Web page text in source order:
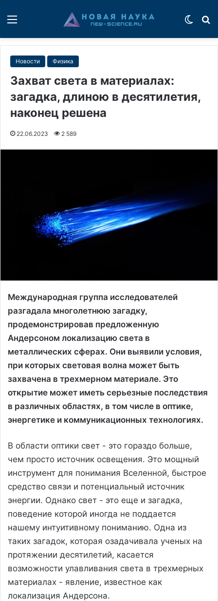
Новости Физика
Захват света в материалах:
загадка, длиною в десятилетия,
наконец решена
22.06.2023 2 589
Международная группа исследователей
разгадала многолетнюю загадку,
продемонстрировав предложенную
Андерсоном локализацию света в
металлических сферах. Они выявили условия,
при которых световая волна может быть
захвачена в трехмерном материале. Это
открытие может иметь серьезные последствия
в различных областях, в том числе в оптике,
энергетике и коммуникационных технологиях.
В области оптики свет - это гораздо больше,
чем просто источник освещения. Это мощный
инструмент для понимания Вселенной, быстрое
средство связи и потенциальный источник
энергии. Однако свет - это еще и загадка,
поведение которой иногда не поддается
нашему интуитивному пониманию. Одна из
таких загадок, которая озадачивала ученых на
протяжении десятилетий, касается
возможности улавливания света в трехмерных
материалах - явление, известное как
локализация Андерсона.